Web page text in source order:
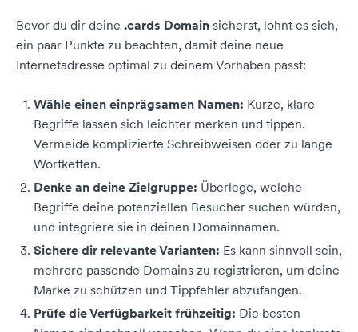
Bevor du dir deine .cards Domain sicherst, lohnt es sich,
ein paar Punkte zu beachten, damit deine neue
Internetadresse optimal zu deinem Vorhaben passt:
Wähle einen einprägsamen Namen: Kurze, klare
Begriffe lassen sich leichter merken und tippen.
Vermeide komplizierte Schreibweisen oder zu lange
Wortketten.
Denke an deine Zielgruppe: Überlege, welche
Begriffe deine potenziellen Besucher suchen würden,
und integriere sie in deinen Domainnamen.
Sichere dir relevante Varianten: Es kann sinnvoll sein,
mehrere passende Domains zu registrieren, um deine
Marke zu schützen und Tippfehler abzufangen.
Prüfe die Verfügbarkeit frühzeitig: Die besten